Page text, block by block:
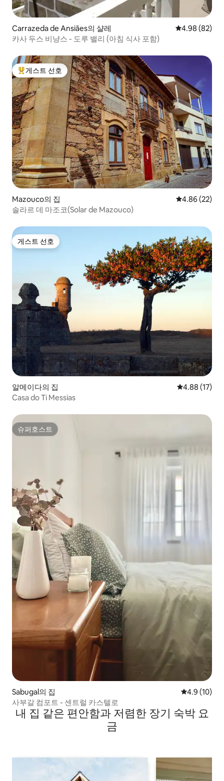
Carrazeda de Ansiães의 샬레 평점 4.98점(5
4.98 (82)
카사 두스 비냥스 - 도루 밸리 (아침 식사 포함)
상위 게스트 선호
게스트 선호
Mazouco의 집 평점 4.86점(5
4.86 (22)
솔라르 데 마조코(Solar de Mazouco)
게스트 선호
게스트 선호
알메이다의 집 평점 4.88점
4.88 (17)
Casa do Ti Messias
슈퍼호스트
슈퍼호스트
Sabugal의 집 평점 4.9점(5
4.9 (10)
사부갈 컴포트 - 센트럴 카스텔로
내 집 같은 편안함과 저렴한 장기 숙박 요
금